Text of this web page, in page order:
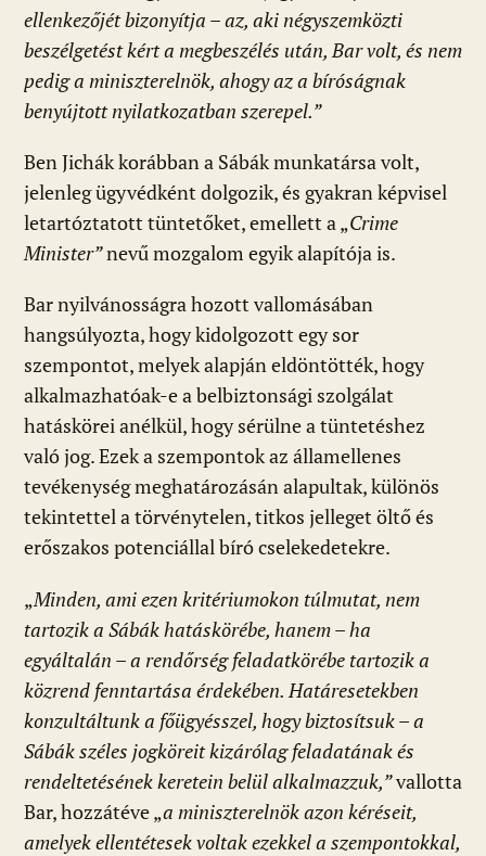
ellenkezőjét bizonyítja – az, aki négyszemközti
beszélgetést kért a megbeszélés után, Bar volt, és nem
pedig a miniszterelnök, ahogy az a bíróságnak
benyújtott nyilatkozatban szerepel.”
Ben Jichák korábban a Sábák munkatársa volt,
jelenleg ügyvédként dolgozik, és gyakran képvisel
letartóztatott tüntetőket, emellett a „Crime
Minister”nevű mozgalom egyik alapítója is.
Bar nyilvánosságra hozott vallomásában
hangsúlyozta, hogy kidolgozott egy sor
szempontot, melyek alapján eldöntötték, hogy
alkalmazhatóak-e a belbiztonsági szolgálat
hatáskörei anélkül, hogy sérülne a tüntetéshez
való jog. Ezek a szempontok az államellenes
tevékenység meghatározásán alapultak, különös
tekintettel a törvénytelen, titkos jelleget öltő és
erőszakos potenciállal bíró cselekedetekre.
„Minden, ami ezen kritériumokon túlmutat, nem
tartozik a Sábák hatáskörébe, hanem – ha
egyáltalán – a rendőrség feladatkörébe tartozik a
közrend fenntartása érdekében. Határesetekben
konzultáltunk a főügyésszel, hogy biztosítsuk – a
Sábák széles jogköreit kizárólag feladatának és
rendeltetésének keretein belül alkalmazzuk,”vallotta
Bar, hozzátéve „a miniszterelnök azon kéréseit,
amelyek ellentétesek voltak ezekkel a szempontokkal,